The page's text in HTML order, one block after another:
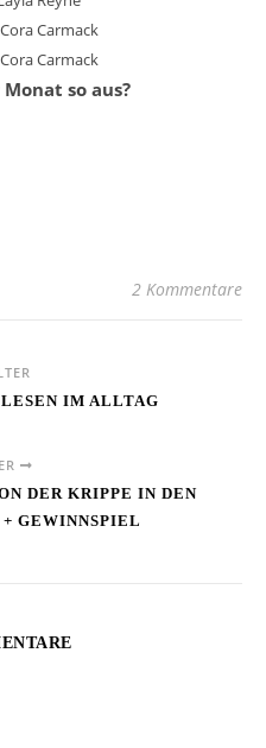
Carmack
Carmack
so aus?
2 Kommentare
IM ALLTAG
DER KRIPPE IN DEN
GEWINNSPIEL